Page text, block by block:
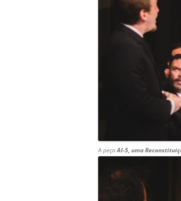
A peçaAI-5, uma